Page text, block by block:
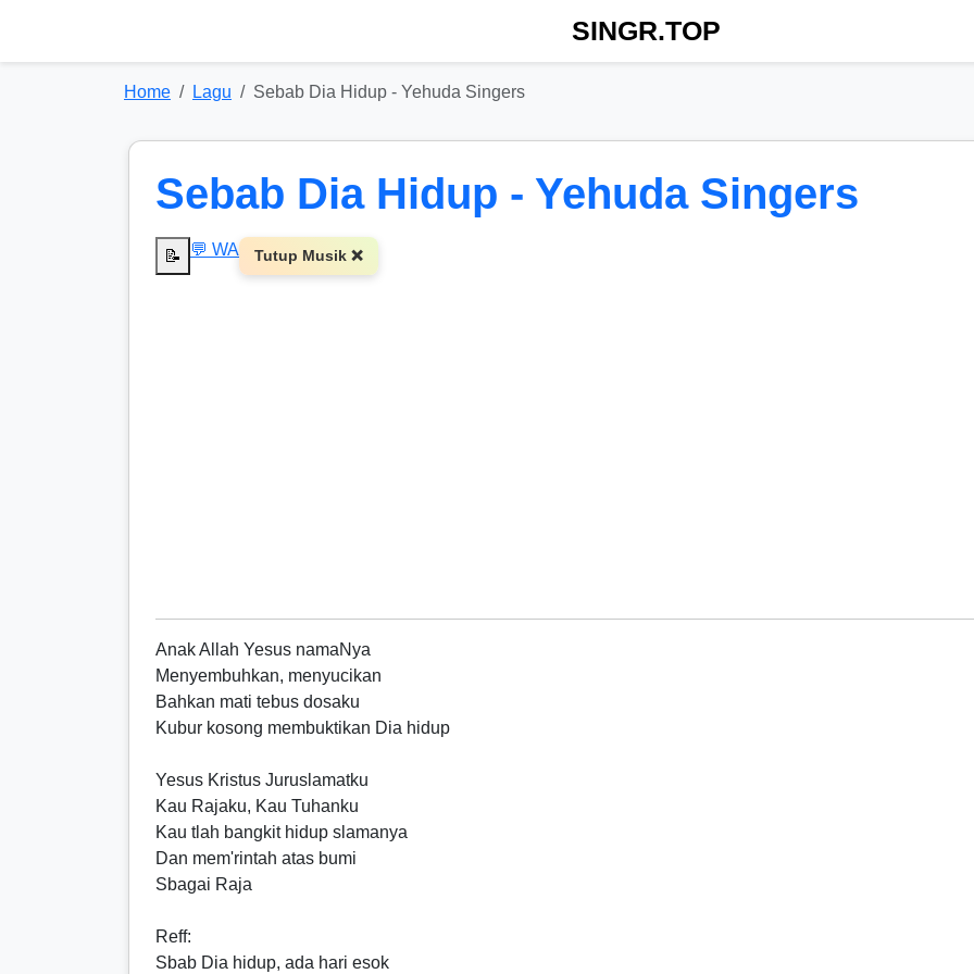
SINGR.TOP
Home Lagu Sebab Dia Hidup - Yehuda Singers
Sebab Dia Hidup - Yehuda Singers
📝 💬 WA Tutup Musik ❌
Anak Allah Yesus namaNya
Menyembuhkan, menyucikan
Bahkan mati tebus dosaku
Kubur kosong membuktikan Dia hidup
Yesus Kristus Juruslamatku
Kau Rajaku, Kau Tuhanku
Kau tlah bangkit hidup slamanya
Dan mem'rintah atas bumi
Sbagai Raja
Reff:
Sbab Dia hidup, ada hari esok